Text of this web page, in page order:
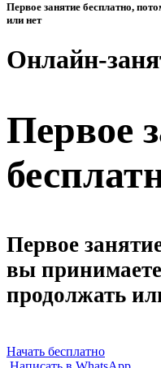
Первое занятие бесплатно,
или нет
Онлайн-
Первое
Первое
вы
продолжать
Начать бесплатно